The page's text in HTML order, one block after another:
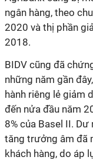
ngân hàng, theo
2020 và thị phần
2018.
BIDV cũng đã
những năm gần
hành riêng lẻ giảm
đến nửa đầu năm
8% của Basel II.
tăng trưởng âm đã
khách hàng, do áp